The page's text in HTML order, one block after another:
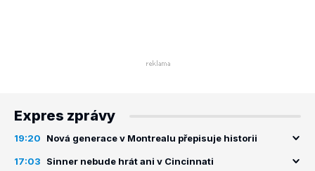
Expres zprávy
19:20 Nová generace v Montrealu přepisuje historii
17:03 Sinner nebude hrát ani v Cincinnati